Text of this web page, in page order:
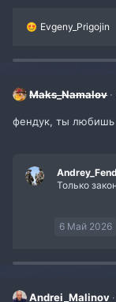
Р
к
и
и
Evgeny_Prigojin
Maks_Namalov
фендук, ты любишь
Andrey_Fend
Только закон
6 Май 2026
Andrei_Malinov